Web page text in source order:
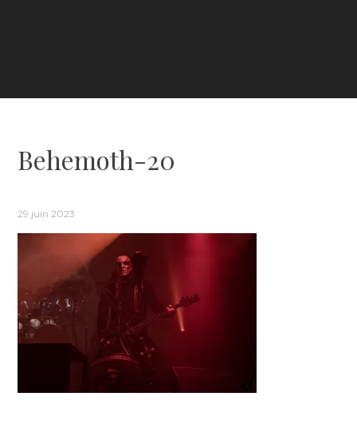
Behemoth-20
29 juin 2023